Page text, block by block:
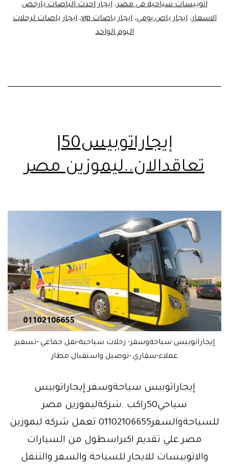
اتوبيسات سياحية فى مصر،ايجار احدث الباصات بارخص
الاسعار،ايجار باص يومي،ايجار باصات vip ،ايجار باصات لرحلات
اليوم الواحد
إيجاراتوبيس50|
تعاقدالان..ليموزين مصر
إيجاراتوبيس سياحةوسفر- رحلات سياحية-نقل جماعي -تسفير
عملاء-سفاري -توصيل واستقبال مطار
إيجاراتوبيس سياحةوسفر إيجاراتوبيس
سياحي50راكب..شركةليموزين مصر
للسياحةوالسفر01102106655 تعمل شركة ليموزين
مصر علي تقديم اكبراسطول من السيارات
والاتوبيسات للايجار للسياحة والسفر والتنقل